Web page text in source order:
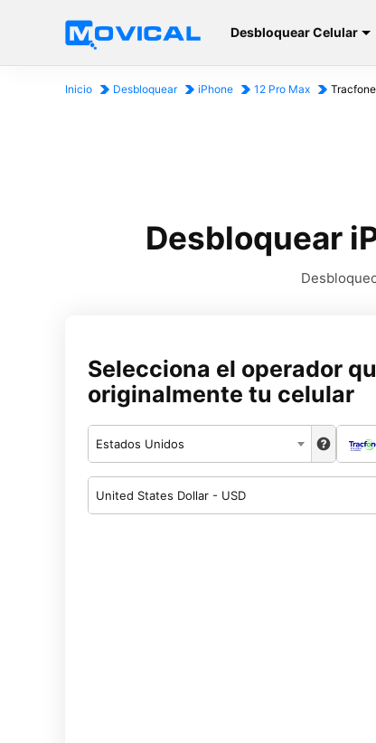
Desbloquear Celular
Inicio Desbloquear iPhone 12 Pro Max
Desbloquear
Selecciona el operador
originalmente tu celular
Estados Unidos
United States Dollar - USD